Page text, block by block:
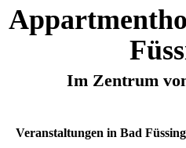
Im Zentrum
Veranstaltungen in Bad Füssing